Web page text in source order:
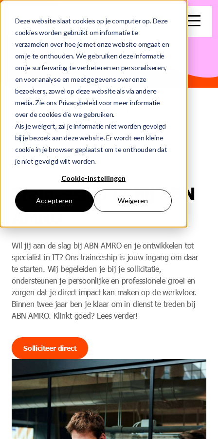
Deze website slaat cookies op je computer op. Deze
cookies worden gebruikt om informatie te
verzamelen over hoe je met onze website omgaat en
om je te onthouden. We gebruiken deze informatie
om je surfervaring te verbeteren en personaliseren,
en voor analyse en meetgegevens over onze
bezoekers, zowel op deze website als via andere
media. Zie ons Privacybeleid voor meer informatie
over de cookies die we gebruiken.
Als je weigert, zal je informatie niet worden gevolgd
bij je bezoek aan deze website. Er wordt een kleine
cookie in je browser geplaatst om te onthouden dat
je niet gevolgd wilt worden.
Cookie-instellingen
Accepteren Weigeren
search
Dit is een zoekveld waaraan een functie voor automatische
Er zijn geen suggesties want het zoekveld is leeg.
Traineeship It Abn Amro
Traineeship IT bij ABN
AMRO
Wil jij aan de slag bij ABN AMRO en je ontwikkelen tot
specialist in IT? Ons traineeship is jouw ingang om daar
te starten. Wij begeleiden je bij je sollicitatie,
ondersteunen je persoonlijke en professionele groei en
zorgen dat je direct impact kan maken op de werkvloer.
Binnen twee jaar ben je klaar om in dienst te treden bij
ABN AMRO. Klinkt goed? Lees verder!
Solliciteer direct